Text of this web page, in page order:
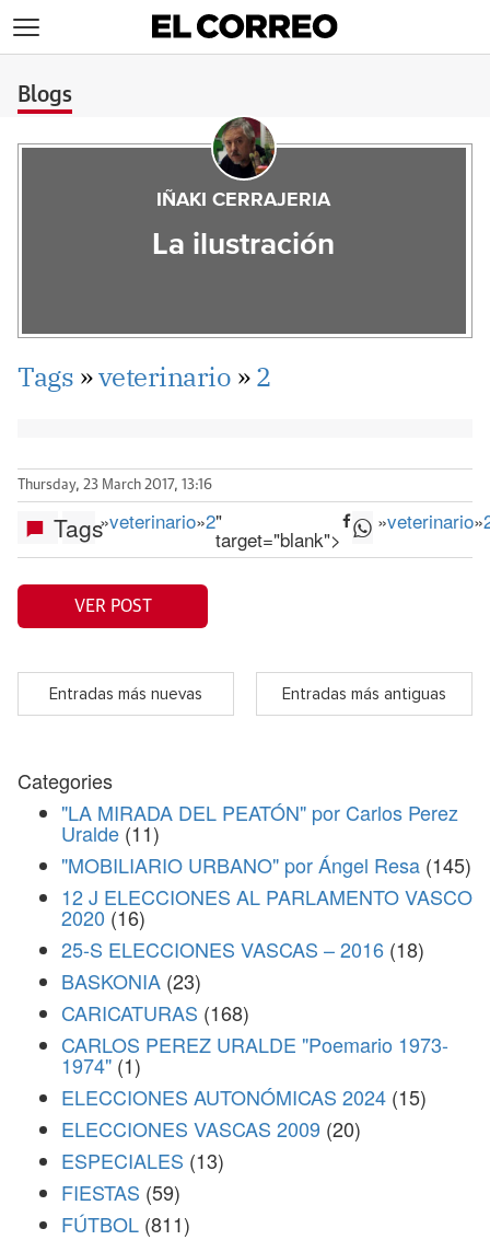
Blogs
IÑAKI CERRAJERIA
La ilustración
Tags »veterinario »2
Thursday, 23 March 2017, 13:16
Tags»veterinario»2"
target="blank">
»veterinario»
VER POST
Entradas más nuevas Entradas más antiguas
Categories
"LA MIRADA DEL PEATÓN" por Carlos Perez
Uralde (11)
"MOBILIARIO URBANO" por Ángel Resa (145)
12 J ELECCIONES AL PARLAMENTO VASCO
2020 (16)
25-S ELECCIONES VASCAS – 2016 (18)
BASKONIA (23)
CARICATURAS (168)
CARLOS PEREZ URALDE "Poemario 1973-
1974" (1)
ELECCIONES AUTONÓMICAS 2024 (15)
ELECCIONES VASCAS 2009 (20)
ESPECIALES (13)
FIESTAS (59)
FÚTBOL (811)